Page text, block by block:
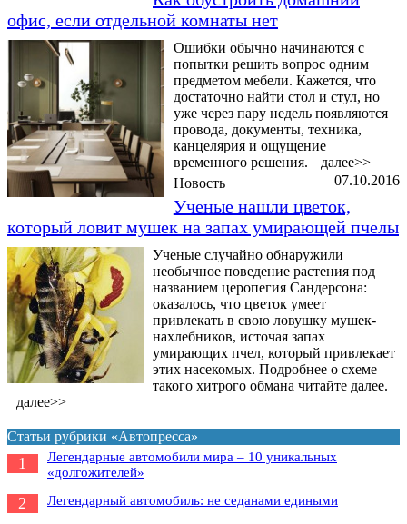
офис, если отдельной комнаты нет
Ошибки обычно начинаются с
попытки решить вопрос одним
предметом мебели. Кажется, что
достаточно найти стол и стул, но
уже через пару недель появляются
провода, документы, техника,
канцелярия и ощущение
временного решения.
далее>>
07.10.2016
Новость
Ученые нашли цветок,
который ловит мушек на запах умирающей пчелы
Ученые случайно обнаружили
необычное поведение растения под
названием церопегия Сандерсона:
оказалось, что цветок умеет
привлекать в свою ловушку мушек-
нахлебников, источая запах
умирающих пчел, который привлекает
этих насекомых. Подробнее о схеме
такого хитрого обмана читайте далее.
далее>>
Статьи рубрики «Автопресса»
1
Легендарные автомобили мира – 10 уникальных
«долгожителей»
2 Легендарный автомобиль: не седанами едиными